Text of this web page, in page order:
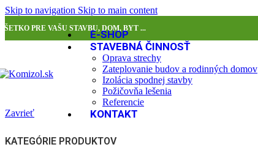
Skip to navigation Skip to main content
PRE VAŠU STAVBU, DOM, BYT ...
E-SHOP
STAVEBNÁ ČINNOSŤ
Oprava strechy
Zateplovanie budov a rodinných domov
Izolácia spodnej stavby
Požičovňa lešenia
Referencie
KONTAKT
Zavrieť
KATEGÓRIE PRODUKTOV